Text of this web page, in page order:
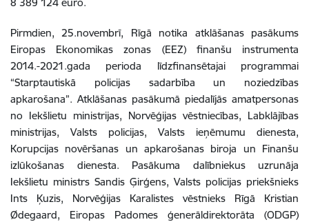
Pirmdien, 25.novembrī, Rīgā notika atklāšanas pasākums
Eiropas Ekonomikas zonas (EEZ) finanšu instrumenta
2014.-2021.gada perioda līdzfinansētajai programmai
“Starptautiskā policijas sadarbība un noziedzības
apkarošana”. Atklāšanas pasākumā piedalījās amatpersonas
no Iekšlietu ministrijas, Norvēģijas vēstniecības, Labklājības
ministrijas, Valsts policijas, Valsts ieņēmumu dienesta,
Korupcijas novēršanas un apkarošanas biroja un Finanšu
izlūkošanas dienesta. Pasākuma dalībniekus uzrunāja
Iekšlietu ministrs Sandis Ģirģens, Valsts policijas priekšnieks
Ints Ķuzis, Norvēģijas Karalistes vēstnieks Rīgā Kristian
Ødegaard, Eiropas Padomes ģenerāldirektorāta (ODGP)